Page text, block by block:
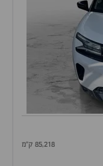
85,218 ק"מ